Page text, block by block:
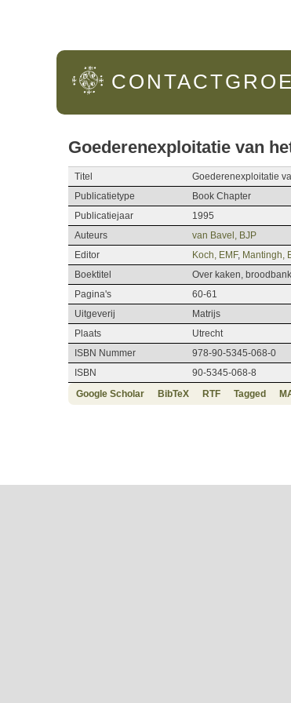
Goederenexploitatie van
Titel
Goederenexploitatie
Publicatietype
Book Chapter
Publicatiejaar
1995
Auteurs
van Bavel, BJP
Editor
Koch, EMF, Mantingh,
Boektitel
Over kaken,
Pagina's
60-61
Uitgeverij
Matrijs
Plaats
Utrecht
ISBN Nummer
978-90-5345-068-0
ISBN
90-5345-068-8
Google Scholar
BibTeX RTF Tagged